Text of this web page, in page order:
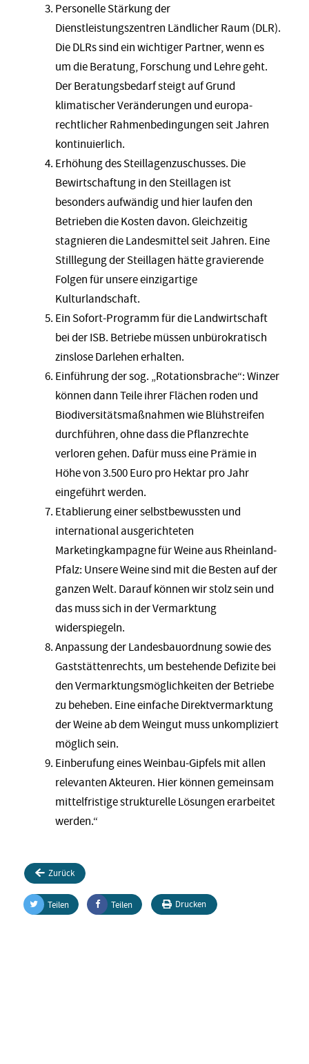
Personelle Stärkung der
Dienstleistungszentren Ländlicher Raum (DLR).
Die DLRs sind ein wichtiger Partner, wenn es
um die Beratung, Forschung und Lehre geht.
Der Beratungsbedarf steigt auf Grund
klimatischer Veränderungen und europa-
rechtlicher Rahmenbedingungen seit Jahren
kontinuierlich.
Erhöhung des Steillagenzuschusses. Die
Bewirtschaftung in den Steillagen ist
besonders aufwändig und hier laufen den
Betrieben die Kosten davon. Gleichzeitig
stagnieren die Landesmittel seit Jahren. Eine
Stilllegung der Steillagen hätte gravierende
Folgen für unsere einzigartige
Kulturlandschaft.
Ein Sofort-Programm für die Landwirtschaft
bei der ISB. Betriebe müssen unbürokratisch
zinslose Darlehen erhalten.
Einführung der sog. „Rotationsbrache“: Winzer
können dann Teile ihrer Flächen roden und
Biodiversitätsmaßnahmen wie Blühstreifen
durchführen, ohne dass die Pflanzrechte
verloren gehen. Dafür muss eine Prämie in
Höhe von 3.500 Euro pro Hektar pro Jahr
eingeführt werden.
Etablierung einer selbstbewussten und
international ausgerichteten
Marketingkampagne für Weine aus Rheinland-
Pfalz: Unsere Weine sind mit die Besten auf der
ganzen Welt. Darauf können wir stolz sein und
das muss sich in der Vermarktung
widerspiegeln.
Anpassung der Landesbauordnung sowie des
Gaststättenrechts, um bestehende Defizite bei
den Vermarktungsmöglichkeiten der Betriebe
zu beheben. Eine einfache Direktvermarktung
der Weine ab dem Weingut muss unkompliziert
möglich sein.
Einberufung eines Weinbau-Gipfels mit allen
relevanten Akteuren. Hier können gemeinsam
mittelfristige strukturelle Lösungen erarbeitet
werden.“
Zurück
Teilen Teilen Drucken